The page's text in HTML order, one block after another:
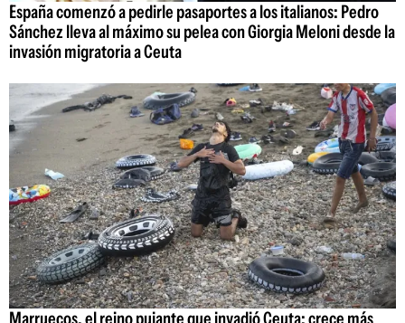
España comenzó a pedirle pasaportes a los italianos: Pedro
Sánchez lleva al máximo su pelea con Giorgia Meloni desde la
invasión migratoria a Ceuta
Marruecos, el reino pujante que invadió Ceuta: crece más